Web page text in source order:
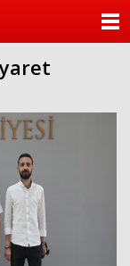
KATEGORİLER
ANKETLER
FOTO GALERİ
VİDEO GALERİ